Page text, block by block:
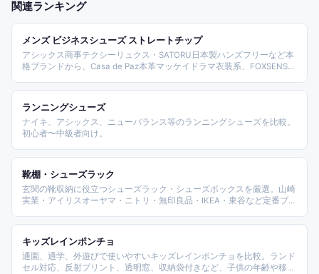
関連ランキング
メンズ ビジネスシューズ ストレートチップ
アシックス商事テクシーリュクス・SATORU日本製ハンズフリーなど本
格ブランドから、Casa de Paz本革マッケイドラマ衣装系、FOXSENSE
サイズ23-30cmまで10種を比較。通勤・冠婚葬祭・就活・営業職向けメ
ンズビジネスシューズの選び方ガイドです。
ランニングシューズ
ナイキ、アシックス、ニューバランス等のランニングシューズを比較。
初心者〜中級者向け。
靴棚・シューズラック
玄関の靴収納に役立つシューズラック・シューズボックスを厳選。山崎
実業・アイリスオーヤマ・ニトリ・無印良品・IKEA・東谷など定番ブラ
キング。
キッズレインポンチョ
通園、通学、外遊びで使いやすいキッズレインポンチョを比較。ランド
セル対応、反射プリント、透明窓、収納袋付きなど、子供の年齢や移動